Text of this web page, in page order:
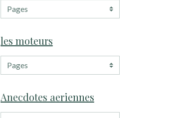
les moteurs
Anecdotes aeriennes